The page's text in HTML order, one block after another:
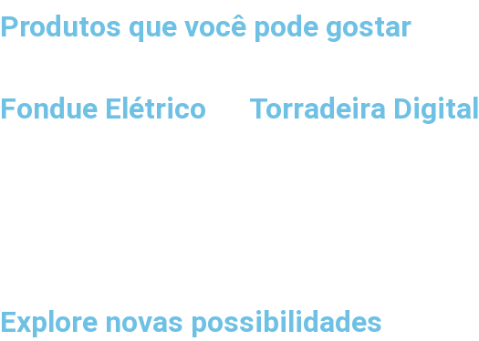
Produtos que você pode gostar
Fondue Elétrico Torradeira Digital
Explore novas possibilidades